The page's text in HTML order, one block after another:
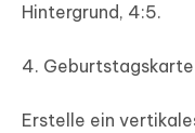
Hintergrund, 4:5.
Erstelle ein